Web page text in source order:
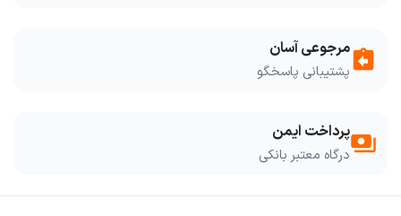
assignment_returnمرجوعی آسان
پشتیبانی پاسخگو
paymentsپرداخت ایمن
درگاه معتبر بانکی